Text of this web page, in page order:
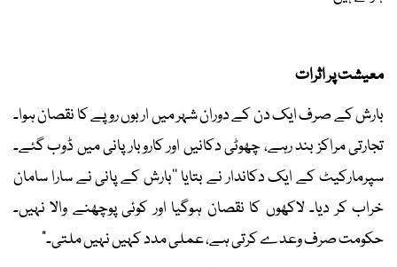
معیشت پر اثرات
بارش کے صرف ایک دن کے دوران شہر میں اربوں روپے کا نقصان ہوا۔
تجارتی مراکز بند رہے، چھوٹی دکانیں اور کاروبار پانی میں ڈوب گئے۔
سپرمارکیٹ کے ایک دکاندار نے بتایا ''بارش کے پانی نے سارا سامان
خراب کر دیا۔ لاکھوں کا نقصان ہوگیا اور کوئی پوچھنے والا نہیں۔
حکومت صرف وعدے کرتی ہے، عملی مدد کہیں نہیں ملتی۔"